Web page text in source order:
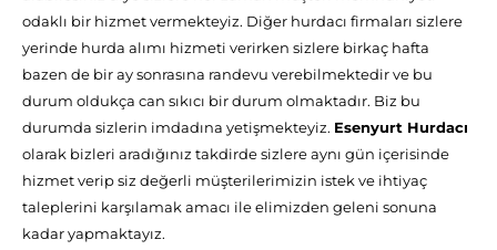
odaklı bir hizmet vermekteyiz. Diğer hurdacı firmaları sizlere
yerinde hurda alımı hizmeti verirken sizlere birkaç hafta
bazen de bir ay sonrasına randevu verebilmektedir ve bu
durum oldukça can sıkıcı bir durum olmaktadır. Biz bu
durumda sizlerin imdadına yetişmekteyiz. Esenyurt Hurdacı
olarak bizleri aradığınız takdirde sizlere aynı gün içerisinde
hizmet verip siz değerli müşterilerimizin istek ve ihtiyaç
taleplerini karşılamak amacı ile elimizden geleni sonuna
kadar yapmaktayız.